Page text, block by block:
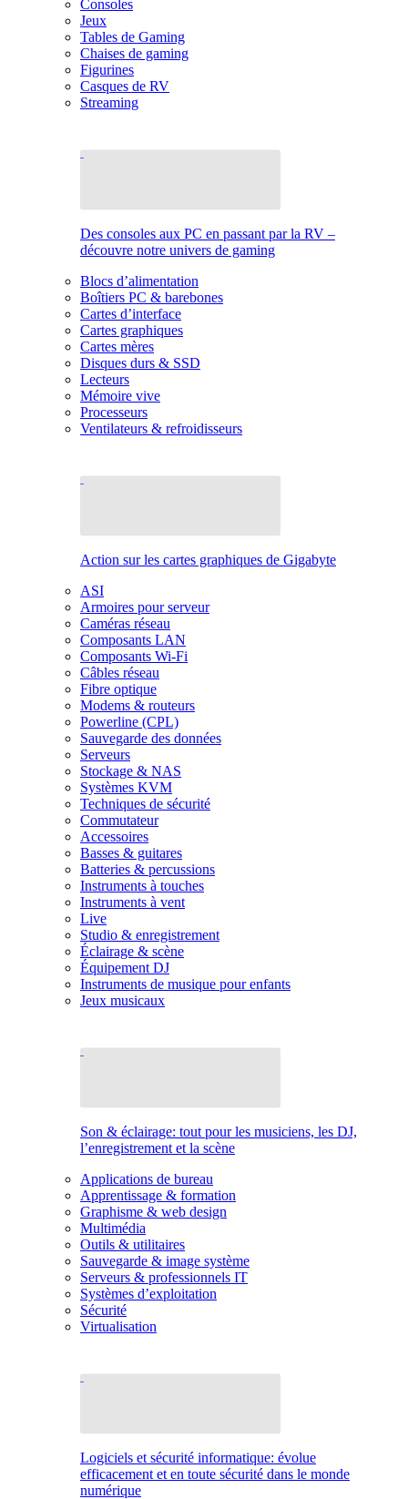
Consoles
Jeux
Tables de Gaming
Chaises de gaming
Figurines
Casques de RV
Streaming
Des consoles aux PC en passant par la RV –
découvre notre univers de gaming
Blocs d’alimentation
Boîtiers PC & barebones
Cartes d’interface
Cartes graphiques
Cartes mères
Disques durs & SSD
Lecteurs
Mémoire vive
Processeurs
Ventilateurs & refroidisseurs
Action sur les cartes graphiques de Gigabyte
ASI
Armoires pour serveur
Caméras réseau
Composants LAN
Composants Wi-Fi
Câbles réseau
Fibre optique
Modems & routeurs
Powerline (CPL)
Sauvegarde des données
Serveurs
Stockage & NAS
Systèmes KVM
Techniques de sécurité
Commutateur
Accessoires
Basses & guitares
Batteries & percussions
Instruments à touches
Instruments à vent
Live
Studio & enregistrement
Éclairage & scène
Équipement DJ
Instruments de musique pour enfants
Jeux musicaux
Son & éclairage: tout pour les musiciens, les DJ,
l’enregistrement et la scène
Applications de bureau
Apprentissage & formation
Graphisme & web design
Multimédia
Outils & utilitaires
Sauvegarde & image système
Serveurs & professionnels IT
Systèmes d’exploitation
Sécurité
Virtualisation
Logiciels et sécurité informatique: évolue
efficacement et en toute sécurité dans le monde
numérique